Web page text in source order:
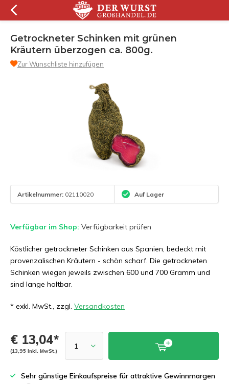
Getrockneter Schinken mit grünen
Kräutern überzogen ca. 800g.
Zur Wunschliste hinzufügen
Artikelnummer: 02110020 Auf Lager
Verfügbar im Shop: Verfügbarkeit prüfen
Köstlicher getrockneter Schinken aus Spanien, bedeckt mit
provenzalischen Kräutern - schön scharf. Die getrockneten
Schinken wiegen jeweils zwischen 600 und 700 Gramm und
sind lange haltbar.
* exkl. MwSt., zzgl. Versandkosten
€ 13,04*
(13,95 Inkl. MwSt.)
Sehr günstige Einkaufspreise für attraktive Gewinnmargen